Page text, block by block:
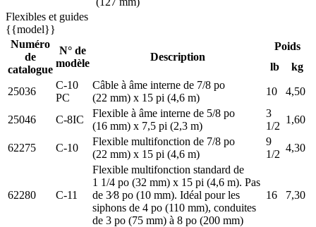
Flexibles et guides
{{model}}
Numéro
de
catalogue
N° de
modèle
Description
Poids
lb
kg
25036
C-10
PC
Câble à âme interne de 7/8 po
(22 mm) x 15 pi (4,6 m)
10 4,50
25046 C-8IC
Flexible à âme interne de 5/8 po
(16 mm) x 7,5 pi (2,3 m)
3
1/2
1,60
62275 C-10
Flexible multifonction de 7/8 po
(22 mm) x 15 pi (4,6 m)
9
1/2
4,30
62280 C-11
Flexible multifonction standard de
1 1/4 po (32 mm) x 15 pi (4,6 m). Pas
de 3⁄8 po (10 mm). Idéal pour les
siphons de 4 po (110 mm), conduites
de 3 po (75 mm) à 8 po (200 mm)
16 7,30